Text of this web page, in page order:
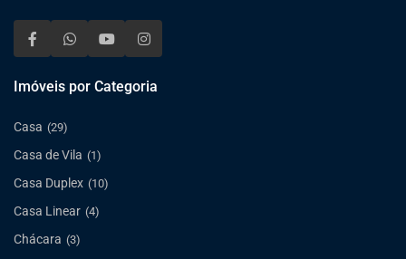
Imóveis por Categoria
Casa (29)
Casa de Vila (1)
Casa Duplex (10)
Casa Linear (4)
Chácara (3)